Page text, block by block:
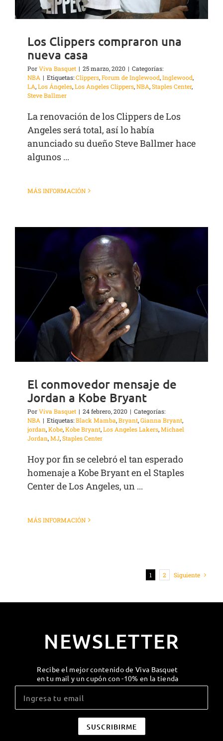
Los Clippers compraron una
nueva casa
PorViva Basquet | 25 marzo, 2020 | Categorías:
NBA | Etiquetas:Clippers,Forum de Inglewood,Inglewood,
LA,Los Ángeles,Los Angeles Clippers,NBA,Staples Center,
Steve Ballmer
La renovación de los Clippers de Los
Angeles será total, así lo había
anunciado su dueño Steve Ballmer hace
algunos ...
MÁS INFORMACIÓN
El conmovedor mensaje de
Jordan a Kobe Bryant
PorViva Basquet | 24 febrero, 2020 | Categorías:
NBA | Etiquetas:Black Mamba,Bryant,Gianna Bryant,
jordan,Kobe,Kobe Bryant,Los Angeles Lakers,Michael
Jordan,MJ,Staples Center
Hoy por fin se celebró el tan esperado
homenaje a Kobe Bryant en el Staples
Center de Los Angeles, un ...
MÁS INFORMACIÓN
1 2 Siguiente
NEWSLETTER
Recibe el mejor contenido de Viva Basquet
en tu mail y un cupón con -10% en la tienda